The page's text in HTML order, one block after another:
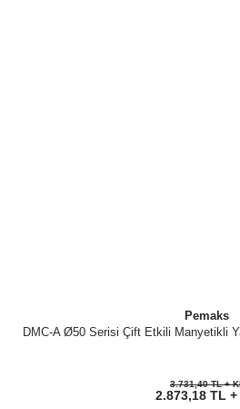
Pemaks
DMC-A Ø50 Serisi Çift Etkili Manyetikli
3.731,40 TL +
2.873,18 TL +